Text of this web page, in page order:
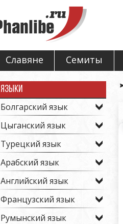
Славяне Семиты
Языки
Болгарский язык
Цыганский язык
Турецкий язык
Арабский язык
Английский язык
Французский язык
Румынский язык